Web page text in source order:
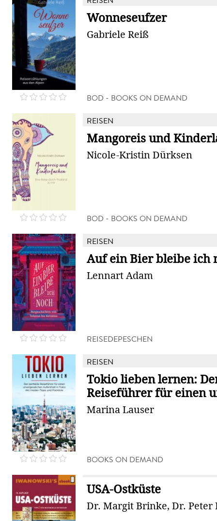
Wonneseufzer
Gabriele Reiß
BOD - BOOKS ON DEMAND
REISEN
Mangoreis und
Nicole-Kristin Dürksen
BOD - BOOKS ON DEMAND
REISEN
Auf ein Bier bleibe ich
Lennart Adam
REISEDEPESCHEN
REISEN
Tokio lieben lernen:
Reiseführer für einen
Marina Lauser
BOOKS ON DEMAND
USA-Ostküste
Dr. Margit Brinke, Dr. Peter